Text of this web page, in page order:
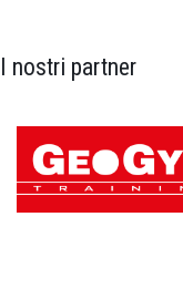
I nostri partner